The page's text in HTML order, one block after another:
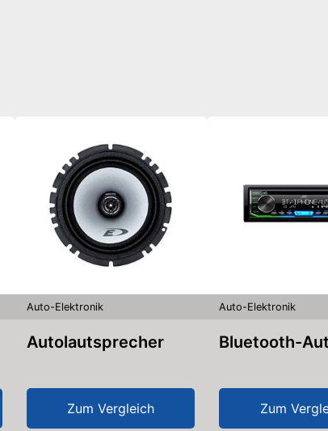
Auto-Elektronik
Autolautsprecher
Zum Vergleich
Auto-Elektronik
Bluetooth-
Zum